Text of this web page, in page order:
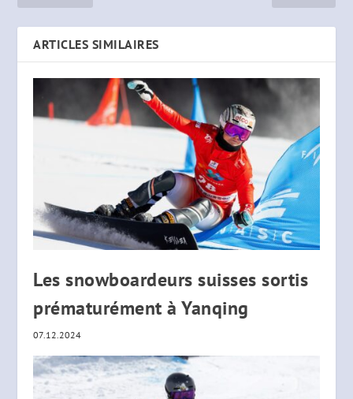
ARTICLES SIMILAIRES
Les snowboardeurs suisses sortis
prématurément à Yanqing
07.12.2024